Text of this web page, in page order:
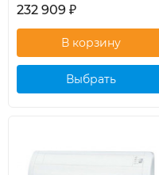
232 909 ₽
Выбрать